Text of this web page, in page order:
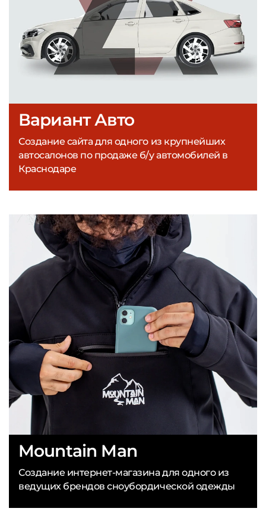
Вариант Авто
Создание сайта для одного из крупнейших
автосалонов по продаже б/у автомобилей в
Краснодаре
Mountain Man
Создание интернет-магазина для одного из
ведущих брендов сноубордической одежды